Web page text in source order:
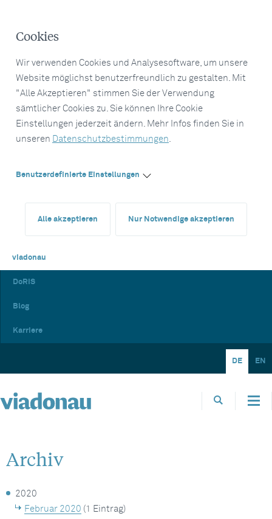
Cookies
Wir verwenden Cookies und Analysesoftware, um unsere
Website möglichst benutzerfreundlich zu gestalten. Mit
"Alle Akzeptieren" stimmen Sie der Verwendung
sämtlicher Cookies zu. Sie können Ihre Cookie
Einstellungen jederzeit ändern. Mehr Infos finden Sie in
unseren Datenschutzbestimmungen.
Benutzerdefinierte Einstellungen
Alle akzeptieren Nur Notwendige akzeptieren
viadonau
DoRIS
Blog
Karriere
DE EN
Archiv
2020
Februar 2020 (1 Eintrag)